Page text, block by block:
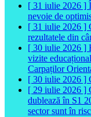
[ 31 iulie 2026 ]
nevoie de
[ 31 iulie 2026 ]
rezultatele din
[ 30 iulie 2026 ]
vizite
Carpaților
[ 30 iulie 2026 ]
[ 29 iulie 2026 ]
dublează în S1
sector sunt în